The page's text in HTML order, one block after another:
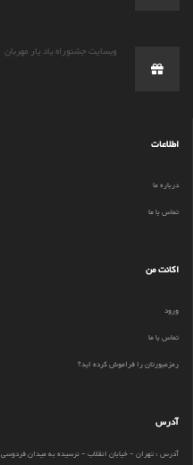
وبسایت جشنوراه یاد یار مهربان
اطلاعات
درباره ما
تماس با ما
اکانت من
ورود
تماس با ما
رمزعبورتان را فراموش کرده اید؟
آدرس
آدرس : تهران - خیابان انقلاب - نرسیده به میدان فردوسی